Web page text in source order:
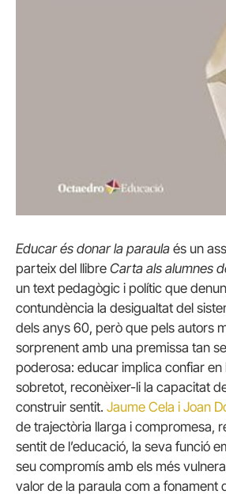
Educar és donar la paraula és un
parteix del llibre Carta als alumnes
un text pedagògic i polític que
contundència la desigualtat del
dels anys 60, però que pels autors
sorprenent amb una premissa tan
poderosa: educar implica confiar en
sobretot, reconèixer-li la capacitat
construir sentit. Jaume Cela i Joan
de trajectòria llarga i compromesa,
sentit de l’educació, la seva funció
seu compromís amb els més
valor de la paraula com a fonament